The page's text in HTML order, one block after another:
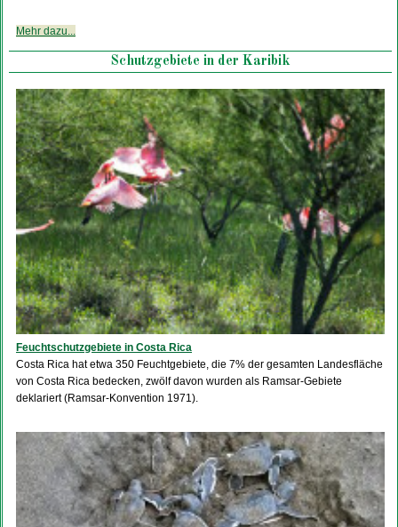
Mehr dazu...
Schutzgebiete in der Karibik
Feuchtschutzgebiete in Costa Rica
Costa Rica hat etwa 350 Feuchtgebiete, die 7% der gesamten Landesfläche
von Costa Rica bedecken, zwölf davon wurden als Ramsar-Gebiete
deklariert (Ramsar-Konvention 1971).